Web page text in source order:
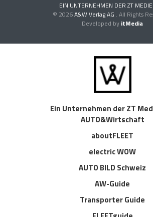
EIN UNTERNEHMEN DER ZT
© 2026A&W Verlag AG . All Rights
Developed by itMedia
Ein Unternehmen der ZT
AUTO&Wirtschaft
aboutFLEET
electric WOW
AUTO BILD Schweiz
AW-Guide
Transporter Guide